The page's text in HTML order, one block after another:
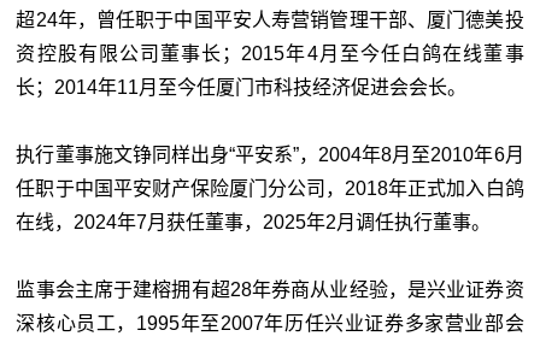
超24年，曾任职于中国平安人寿营销管理干部、厦门德美投
资控股有限公司董事长；2015年4月至今任白鸽在线董事
长；2014年11月至今任厦门市科技经济促进会会长。
执行董事施文铮同样出身“平安系”，2004年8月至2010年6月
任职于中国平安财产保险厦门分公司，2018年正式加入白鸽
在线，2024年7月获任董事，2025年2月调任执行董事。
监事会主席于建榕拥有超28年券商从业经验，是兴业证券资
深核心员工，1995年至2007年历任兴业证券多家营业部会